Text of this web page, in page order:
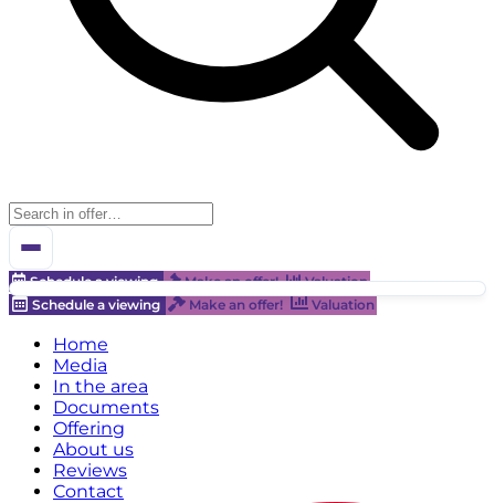
Schedule a viewing Make an offer!
Valuation
Schedule a viewing
Make an offer! Valuation
Home
Media
In the area
Documents
Offering
About us
Reviews
Contact